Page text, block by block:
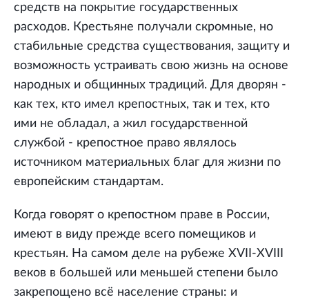
средств на покрытие государственных
расходов. Крестьяне получали скромные, но
стабильные средства существования, защиту и
возможность устраивать свою жизнь на основе
народных и общинных традиций. Для дворян -
как тех, кто имел крепостных, так и тех, кто
ими не обладал, а жил государственной
службой - крепостное право являлось
источником материальных благ для жизни по
европейским стандартам.
Когда говорят о крепостном праве в России,
имеют в виду прежде всего помещиков и
крестьян. На самом деле на рубеже XVII-XVIII
веков в большей или меньшей степени было
закрепощено всё население страны: и